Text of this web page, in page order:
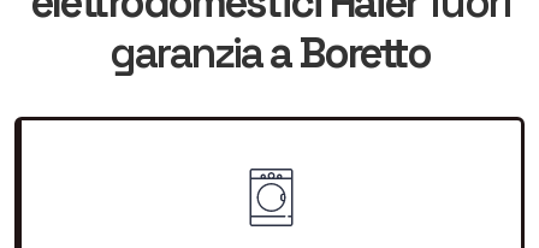
garanziaa Boretto